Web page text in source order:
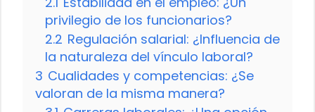
privilegio de los funcionarios?
2.2 Regulación salarial: ¿Influencia de
la naturaleza del vínculo laboral?
3 Cualidades y competencias: ¿Se
valoran de la misma manera?